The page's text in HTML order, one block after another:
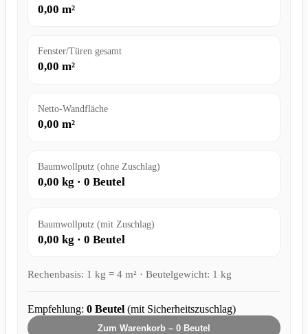
0,00 m²
Fenster/Türen gesamt
0,00 m²
Netto-Wandfläche
0,00 m²
Baumwollputz (ohne Zuschlag)
0,00 kg · 0 Beutel
Baumwollputz (mit Zuschlag)
0,00 kg · 0 Beutel
Rechenbasis: 1 kg = 4 m² · Beutelgewicht: 1 kg
Empfehlung: 0Beutel(mit Sicherheitszuschlag)
Zum Warenkorb – 0 Beutel